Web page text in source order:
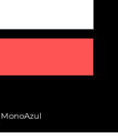
MonoAzul